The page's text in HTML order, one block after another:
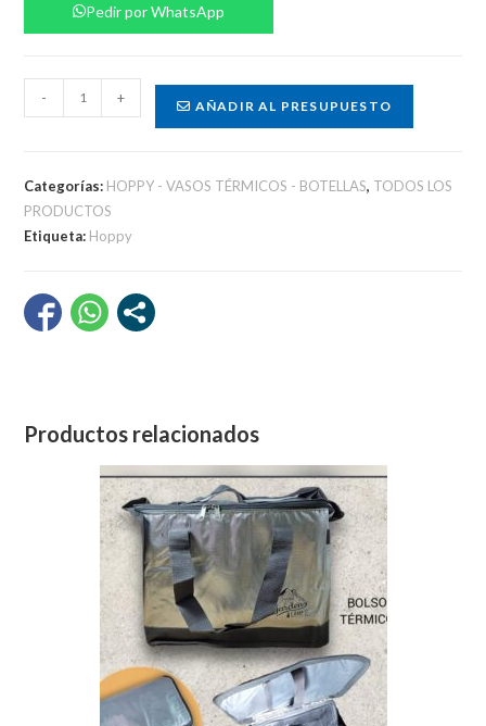
Pedir por WhatsApp
personalizado
- + AÑADIR AL PRESUPUESTO
Categorías: HOPPY - VASOS TÉRMICOS - BOTELLAS, TODOS LOS
PRODUCTOS
Etiqueta: Hoppy
Productos relacionados